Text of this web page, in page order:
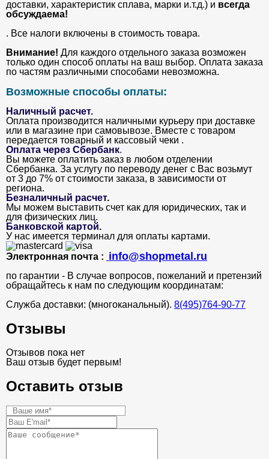
доставки, характеристик сплава, марки и.т.д.) и всегда
обсуждаема!
. Все налоги включены в стоимость товара.
Внимание! Для каждого отдельного заказа возможен
только один способ оплаты на ваш выбор. Оплата заказа
по частям различными способами невозможна.
Возможные способы оплаты:
Наличный расчет.
Оплата производится наличными курьеру при доставке
или в магазине при самовывозе. Вместе с товаром
передается товарный и кассовый чеки .
Оплата через Сбербанк.
Вы можете оплатить заказ в любом отделении
Сбербанка. За услугу по переводу денег с Вас возьмут
от 3 до 7% от стоимости заказа, в зависимости от
региона.
Безналичный расчет.
Мы можем выставить счет как для юридических, так и
для физических лиц.
Банковской картой.
У нас имеется терминал для оплаты картами.
Электронная почта : info@shopmetal.ru
по гарантии - В случае вопросов, пожеланий и претензий
обращайтесь к нам по следующим координатам:
Служба доставки: (многоканальный). 8(495)764-90-77
Отзывы
Отзывов пока нет
Ваш отзыв будет первым!
Оставить отзыв